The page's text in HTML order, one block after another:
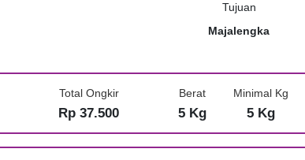
Tujuan
Majalengka
Total Ongkir
Rp 37.500
Berat
5 Kg
Minimal Kg
5 Kg